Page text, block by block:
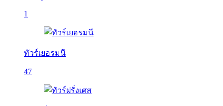
1
ทัวร์เยอรมนี
47